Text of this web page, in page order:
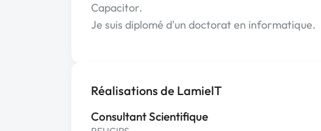
Capacitor.
Je suis diplomé d'un doctorat en informatique.
Réalisations de LamielT
Consultant Scientifique